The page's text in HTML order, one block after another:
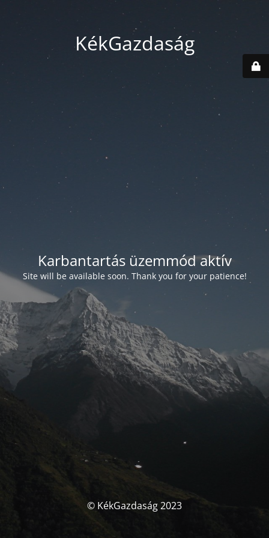
KékGazdaság
Karbantartás üzemmód aktív
Site will be available soon. Thank you for your patience!
© KékGazdaság 2023